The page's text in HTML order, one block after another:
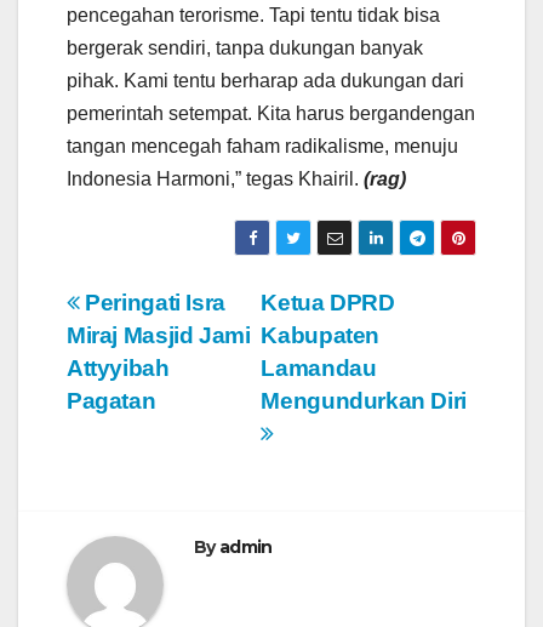
pencegahan terorisme. Tapi tentu tidak bisa
bergerak sendiri, tanpa dukungan banyak
pihak. Kami tentu berharap ada dukungan dari
pemerintah setempat. Kita harus bergandengan
tangan mencegah faham radikalisme, menuju
Indonesia Harmoni,” tegas Khairil. (rag)
N
a
v
a
s
Ketua DPRD
Kabupaten
Lamandau
Mengundurkan Diri
Peringati Isra
Miraj Masjid Jami
Attyyibah
Pagatan
Byadmin